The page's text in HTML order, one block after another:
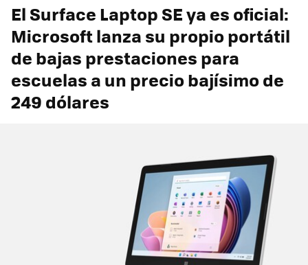
El Surface Laptop SE ya es oficial:
Microsoft lanza su propio portátil
de bajas prestaciones para
escuelas a un precio bajísimo de
249 dólares